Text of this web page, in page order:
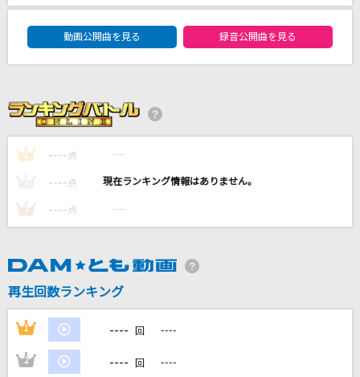
池袋サンシャイン
WHITE JAM
[生音]ツキミソウ
風になる
つじあやの
季節は次々死んでいく
amazarashi
ポルノグラフィティ
lulu.
Mrs. GREEN APPLE
DAM★ともボーカルエントリーランキング
動画公開曲を見る
録音公開曲を見る
1 ---- 点 ----
---- 点 ----
3 ---- 点 ----
再生回数ランキング
1 ---- 回 ----
2 ---- 回 ----